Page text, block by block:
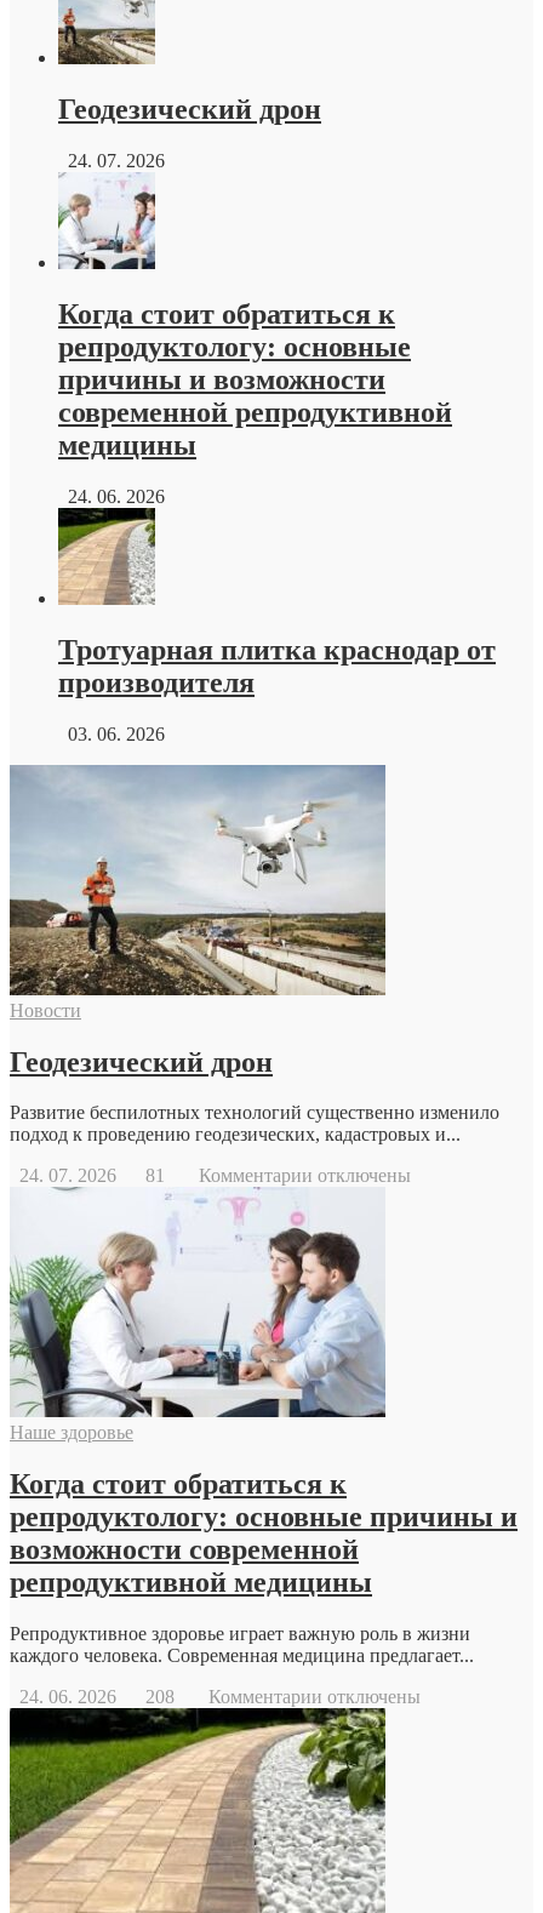
Геодезический дрон
24. 07. 2026
Когда стоит обратиться к
репродуктологу: основные
причины и возможности
современной репродуктивной
медицины
24. 06. 2026
Тротуарная плитка краснодар от
производителя
03. 06. 2026
Новости
Геодезический дрон
Развитие беспилотных технологий существенно изменило
подход к проведению геодезических, кадастровых и...
24. 07. 2026
81 Комментарии к
дрон
отключены
Наше здоровье
Когда стоит обратиться к
репродуктологу: основные причины и
возможности современной
репродуктивной медицины
Репродуктивное здоровье играет важную роль в жизни
каждого человека. Современная медицина предлагает...
24. 06. 2026
208 Комментарии к
записи
Когда
стоит
обратиться
к
репродуктологу:
основные
причины
и
отключены